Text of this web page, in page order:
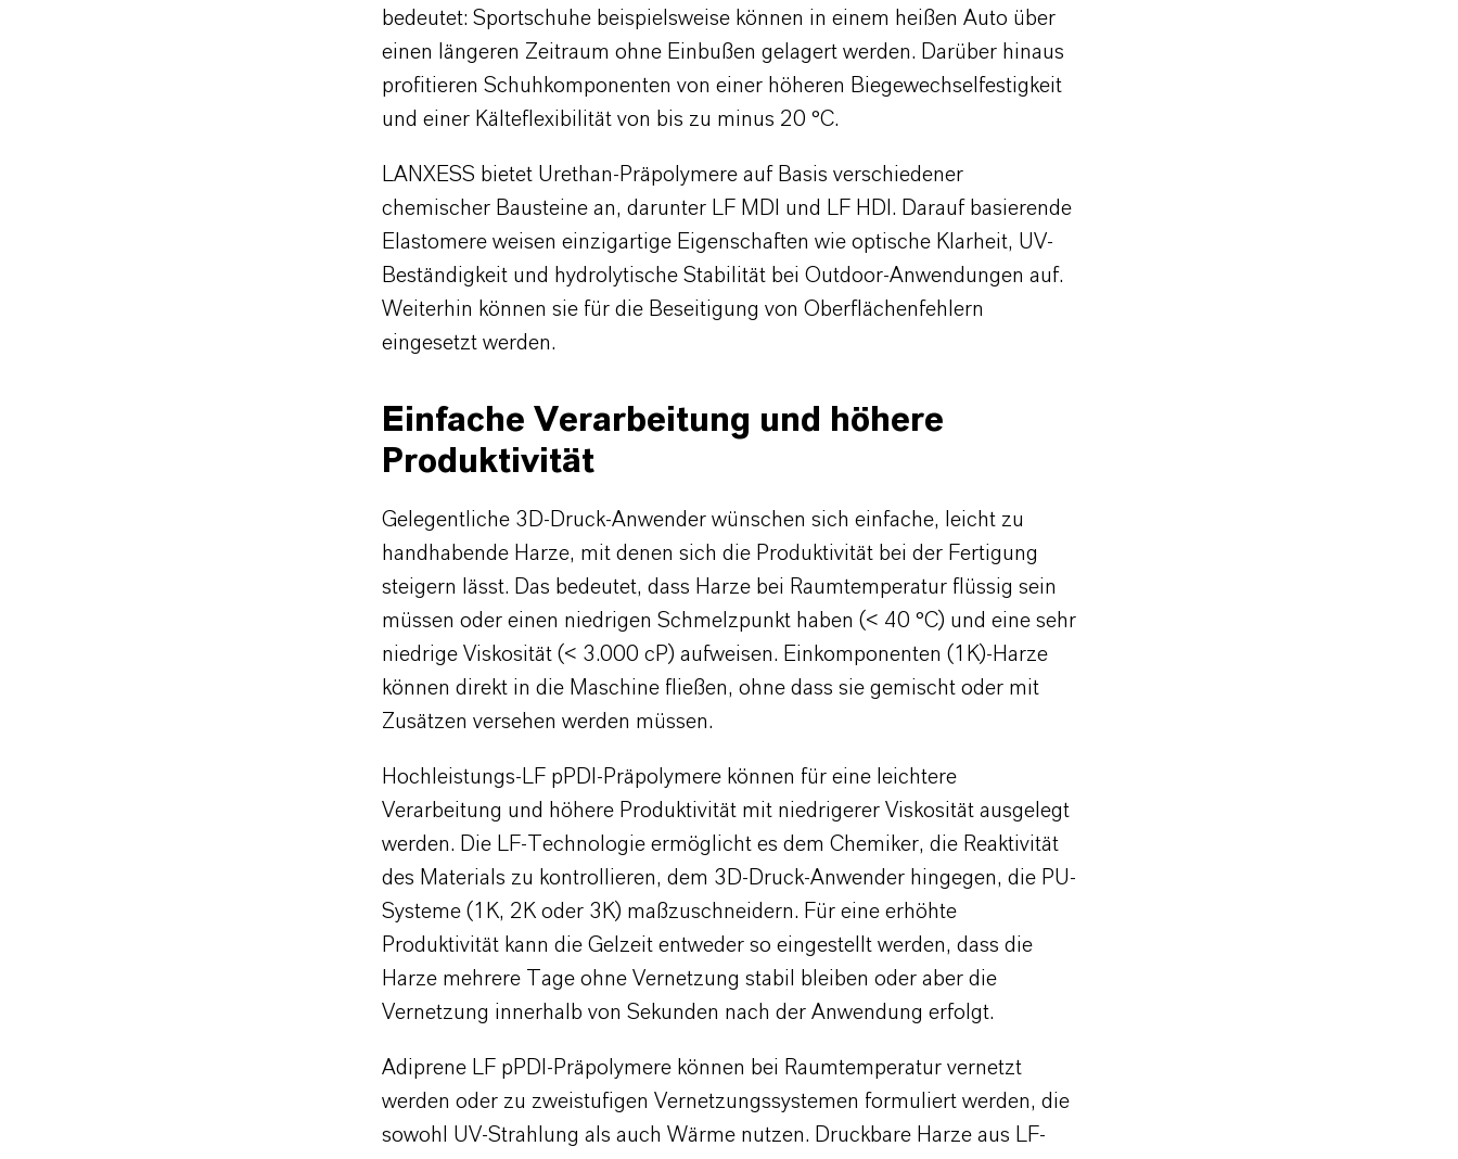
bedeutet: Sportschuhe beispielsweise können in einem heißen Auto über
einen längeren Zeitraum ohne Einbußen gelagert werden. Darüber hinaus
profitieren Schuhkomponenten von einer höheren Biegewechselfestigkeit
und einer Kälteflexibilität von bis zu minus 20 °C.
LANXESS bietet Urethan-Präpolymere auf Basis verschiedener
chemischer Bausteine an, darunter LF MDI und LF HDI. Darauf basierende
Elastomere weisen einzigartige Eigenschaften wie optische Klarheit, UV-
Beständigkeit und hydrolytische Stabilität bei Outdoor-Anwendungen auf.
Weiterhin können sie für die Beseitigung von Oberflächenfehlern
eingesetzt werden.
Einfache Verarbeitung und höhere
Produktivität
Gelegentliche 3D-Druck-Anwender wünschen sich einfache, leicht zu
handhabende Harze, mit denen sich die Produktivität bei der Fertigung
steigern lässt. Das bedeutet, dass Harze bei Raumtemperatur flüssig sein
müssen oder einen niedrigen Schmelzpunkt haben (< 40 °C) und eine sehr
niedrige Viskosität (< 3.000 cP) aufweisen. Einkomponenten (1K)-Harze
können direkt in die Maschine fließen, ohne dass sie gemischt oder mit
Zusätzen versehen werden müssen.
Hochleistungs-LF pPDI-Präpolymere können für eine leichtere
Verarbeitung und höhere Produktivität mit niedrigerer Viskosität ausgelegt
werden. Die LF-Technologie ermöglicht es dem Chemiker, die Reaktivität
des Materials zu kontrollieren, dem 3D-Druck-Anwender hingegen, die PU-
Systeme (1K, 2K oder 3K) maßzuschneidern. Für eine erhöhte
Produktivität kann die Gelzeit entweder so eingestellt werden, dass die
Harze mehrere Tage ohne Vernetzung stabil bleiben oder aber die
Vernetzung innerhalb von Sekunden nach der Anwendung erfolgt.
Adiprene LF pPDI-Präpolymere können bei Raumtemperatur vernetzt
werden oder zu zweistufigen Vernetzungssystemen formuliert werden, die
sowohl UV-Strahlung als auch Wärme nutzen. Druckbare Harze aus LF-